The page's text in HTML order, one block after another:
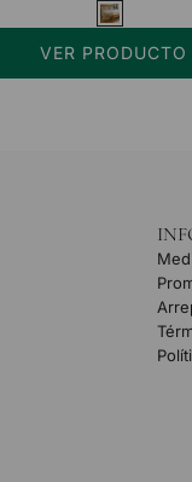
VER PRODUCTO